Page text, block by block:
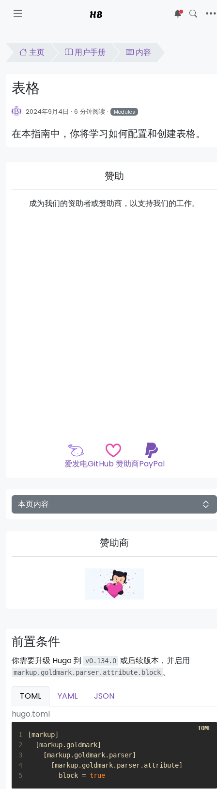
HB 5
主页 用户手册 内容
表格
2024年9月4日 6 分钟阅读 Modules
在本指南中，你将学习如何配置和创建表格。
赞助
成为我们的资助者或赞助商，以支持我们的工作。
爱发电GitHub 赞助商PayPal
本页内容
赞助商
前置条件
你需要升级 Hugo 到 v0.134.0 或后续版本，并启用
markup.goldmark.parser.attribute.block 。
TOML YAML
JSON
hugo.toml
1 [markup]
2
[markup. goldmark]
3
[markup. goldmark. parser]
4
[markup. goldmark. parser. attribute]
5
block = true